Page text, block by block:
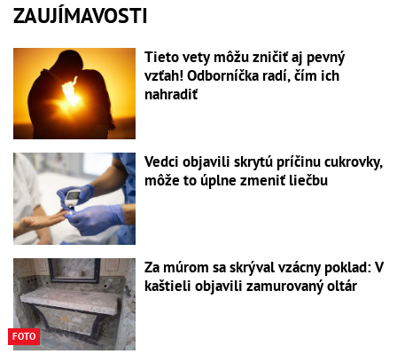
ZAUJÍMAVOSTI
Tieto vety môžu zničiť aj pevný
vzťah! Odborníčka radí, čím ich
nahradiť
Vedci objavili skrytú príčinu cukrovky,
môže to úplne zmeniť liečbu
FOTO
Za múrom sa skrýval vzácny poklad: V
kaštieli objavili zamurovaný oltár